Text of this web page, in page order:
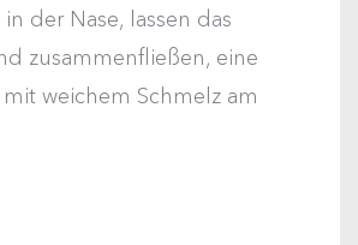
der Nase, lassen das
zusammenfließen, eine
weichem Schmelz am